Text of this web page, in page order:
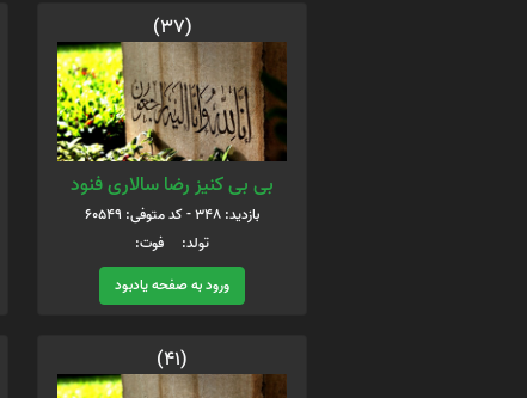
(37)
بی بی کنیز رضا سالاری فنود
بازدید: 348 - کد متوفی: 60549
تولد: فوت:
ورود به صفحه یادبود
(41)